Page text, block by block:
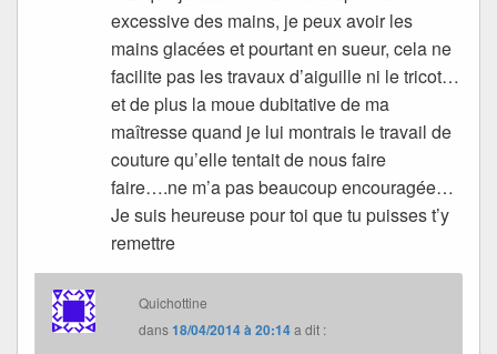
excessive des mains, je peux avoir les
mains glacées et pourtant en sueur, cela ne
facilite pas les travaux d’aiguille ni le tricot…
et de plus la moue dubitative de ma
maîtresse quand je lui montrais le travail de
couture qu’elle tentait de nous faire
faire….ne m’a pas beaucoup encouragée…
Je suis heureuse pour toi que tu puisses t’y
remettre
Quichottine
dans18/04/2014 à 20:14a dit :